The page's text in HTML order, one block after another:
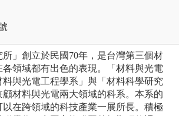
」創立於民國70年，是台灣第三個材
領域都有出色的表現。「材料與光電
與光電工程學系」與「材料科學研究
材料與光電兩大領域的科系。本系的
在跨領域的科技產業一展所長。積極